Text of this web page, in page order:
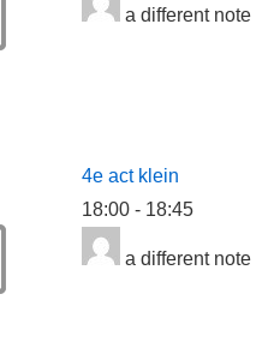
a different note
4e act klein
18:00- 18:45
a different note